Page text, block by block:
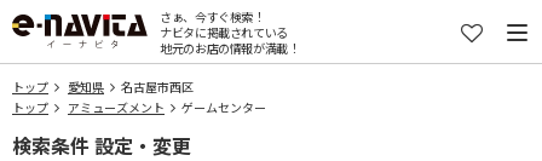
さぁ、今すぐ検索！
ナビタに掲載されている
地元のお店の情報が満載！
トップ 愛知県
名古屋市西区
トップ
アミューズメント ゲームセンター
検索条件 設定・変更